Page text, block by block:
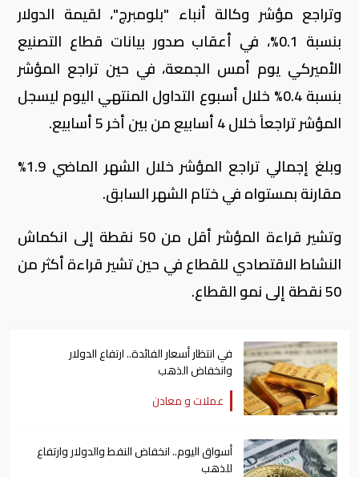
وتراجع مؤشر وكالة أنباء "​بلومبرج"، ​لقيمة الدولار
بنسبة 0.1%، في أعقاب صدور بيانات قطاع التصنيع
الأميركي يوم أمس الجمعة، في حين تراجع المؤشر
بنسبة 0.4% خلال أسبوع التداول المنتهي اليوم ليسجل
المؤشر تراجعاً خلال 4 أسابيع من بين أخر 5 أسابيع
.
وبلغ إجمالي تراجع المؤشر خلال الشهر الماضي 1.9%
مقارنة بمستواه في ختام الشهر السابق.
وتشير قراءة المؤشر أقل من 50 نقطة إلى انكماش
النشاط الاقتصادي للقطاع في حين تشير قراءة أكثر من
50 نقطة إلى نمو القطاع
.
في انتظار أسعار الفائدة.. ارتفاع الدولار
وانخفاض الذهب
عملات و معادن
أسواق اليوم.. انخفاض النفط والدولار وارتفاع
للذهب